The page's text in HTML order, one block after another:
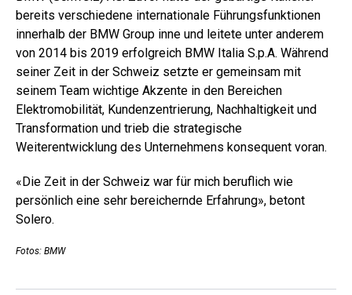
bereits verschiedene internationale Führungsfunktionen
innerhalb der BMW Group inne und leitete unter anderem
von 2014 bis 2019 erfolgreich BMW Italia S.p.A. Während
seiner Zeit in der Schweiz setzte er gemeinsam mit
seinem Team wichtige Akzente in den Bereichen
Elektromobilität, Kundenzentrierung, Nachhaltigkeit und
Transformation und trieb die strategische
Weiterentwicklung des Unternehmens konsequent voran.
«Die Zeit in der Schweiz war für mich beruflich wie
persönlich eine sehr bereichernde Erfahrung», betont
Solero.
Fotos: BMW